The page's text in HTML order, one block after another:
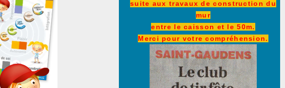
suite aux travaux de construction du
mur
entre le caisson et le 50m.
Merci pour votre compréhension.